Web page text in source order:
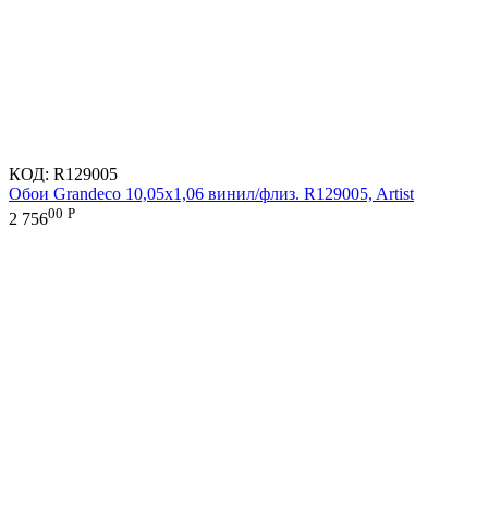
КОД: R129005
Обои Grandeco 10,05х1,06 винил/флиз. R129005, Artist
2 75600 Р